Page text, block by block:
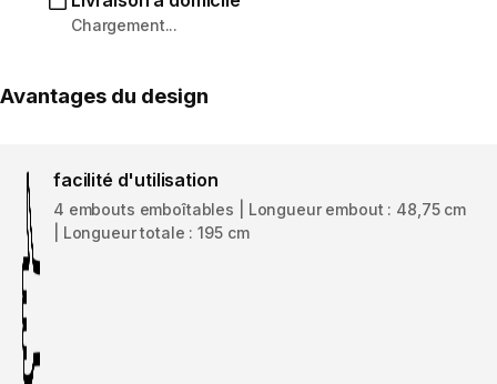
Chargement...
Avantages du design
facilité d'utilisation
4 embouts emboîtables | Longueur embout : 48,75 cm
| Longueur totale : 195 cm